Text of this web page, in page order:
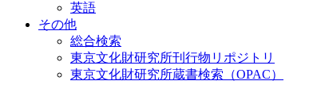
英語
その他
総合検索
東京文化財研究所刊行物リポジトリ
東京文化財研究所蔵書検索（OPAC）